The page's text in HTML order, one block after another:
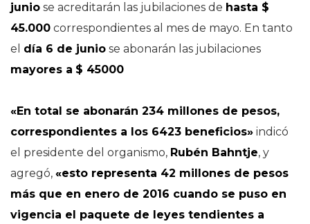
junio se acreditarán las jubilaciones de hasta $
45.000 correspondientes al mes de mayo. En tanto
el día 6 de junio se abonarán las jubilaciones
mayores a $ 45000
«En total se abonarán 234 millones de pesos,
correspondientes a los 6423 beneficios» indicó
el presidente del organismo, Rubén Bahntje, y
agregó, «esto representa 42 millones de pesos
más que en enero de 2016 cuando se puso en
vigencia el paquete de leyes tendientes a